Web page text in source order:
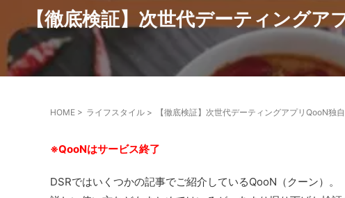
【徹底検証】次世代デーティング
HOME > ライフスタイル > 【徹底検証】次世代デーティングアプリQooN独
※QooNはサービス終了
DSRではいくつかの記事でご紹介しているQooN（クーン）。